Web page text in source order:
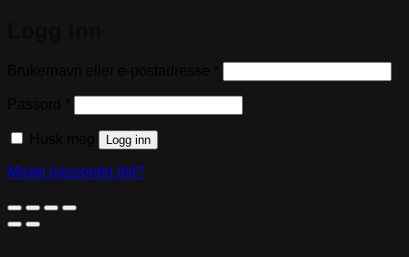
Logg inn
Mistet passordet ditt?